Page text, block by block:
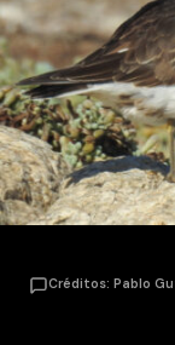
Créditos: Pablo